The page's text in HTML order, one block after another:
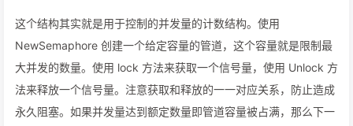
这个结构其实就是用于控制的并发量的计数结构。使用
NewSemaphore 创建一个给定容量的管道，这个容量就是限制最
大并发的数量。使用 lock 方法来获取一个信号量，使用 Unlock 方
法来释放一个信号量。注意获取和释放的一一对应关系，防止造成
永久阻塞。如果并发量达到额定数量即管道容量被占满，那么下一